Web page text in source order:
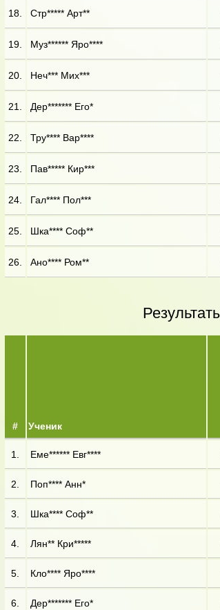
18. Стр***** Арт**
19. Муз****** Яро****
20. Неч*** Мих***
21. Дер******* Его*
22. Тру**** Вар****
23. Пав***** Кир***
24. Гал**** Пол***
25. Шка**** Соф**
26. Ано**** Ром**
# Ученик
1. Еме****** Евг****
2. Поп**** Анн*
3. Шка**** Соф**
4. Лян** Кри*****
5. Кло**** Яро****
6. Дер******* Его*